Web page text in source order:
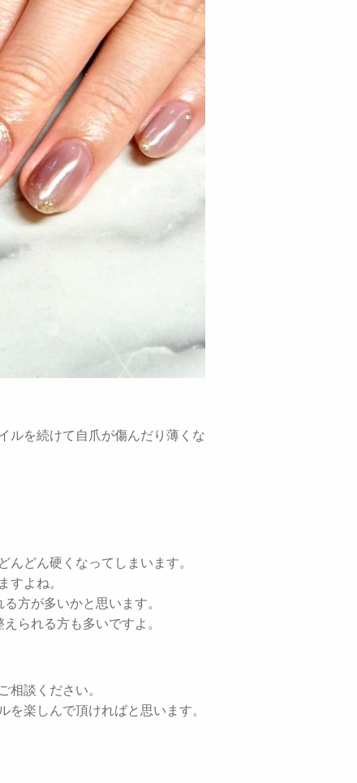
ルを続けて自爪が傷んだり薄くな
どん硬くなってしまいます。
よね。
方が多いかと思います。
られる方も多いですよ。
談ください。
楽しんで頂ければと思います。